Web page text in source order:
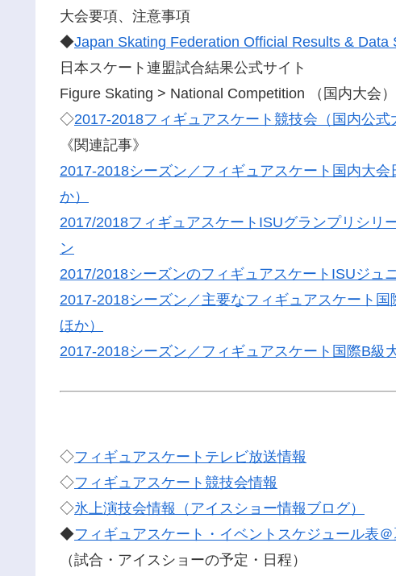
大会要項、注意事項
◆Japan Skating Federation Official Results & Data
日本スケート連盟試合結果公式サイト
Figure Skating > National Competition （国内大会
◇2017-2018フィギュアスケート競技会（国内公
《関連記事》
2017-2018シーズン／フィギュアスケート国内大
か）
2017/2018フィギュアスケートISUグランプリシリ
ン
2017/2018シーズンのフィギュアスケートISUジュ
2017-2018シーズン／主要なフィギュアスケート
ほか）
2017-2018シーズン／フィギュアスケート国際B級
◇フィギュアスケートテレビ放送情報
◇フィギュアスケート競技会情報
◇氷上演技会情報（アイスショー情報ブログ）
◆フィギュアスケート・イベントスケジュール表
（試合・アイスショーの予定・日程）